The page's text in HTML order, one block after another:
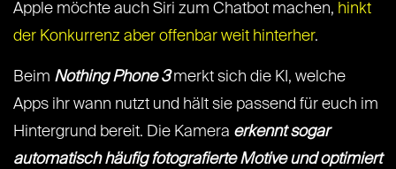
Apple möchte auch Siri zum Chatbot machen, hinkt
der Konkurrenz aber offenbar weit hinterher.
Beim Nothing Phone 3merkt sich die KI, welche
Apps ihr wann nutzt und hält sie passend für euch im
Hintergrund bereit. Die Kamera erkennt sogar
automatisch häufig fotografierte Motive und optimiert